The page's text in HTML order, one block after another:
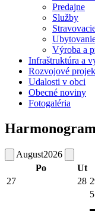
Predajne
Služby
Výroba a
Infraštruktúra a
Rozvojové
Udalosti v obci
Obecné noviny
Fotogaléria
August2026
Po
Ut
27
28
5